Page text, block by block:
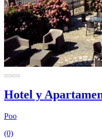
Hotel y
Poo
(0)